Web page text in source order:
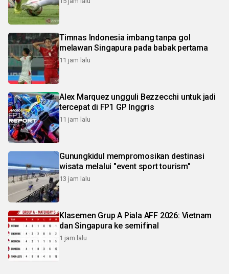
Timnas Indonesia imbang tanpa gol
melawan Singapura pada babak pertama
11 jam lalu
Alex Marquez ungguli Bezzecchi untuk jadi
tercepat di FP1 GP Inggris
11 jam lalu
Gunungkidul mempromosikan destinasi
wisata melalui "event sport tourism"
13 jam lalu
Klasemen Grup A Piala AFF 2026: Vietnam
dan Singapura ke semifinal
1 jam lalu